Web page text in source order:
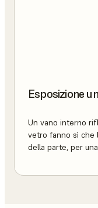
Esposizione
Un vano interno
vetro fanno sì che
della parte, per